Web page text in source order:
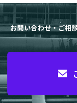
お問い合わせ・ご相